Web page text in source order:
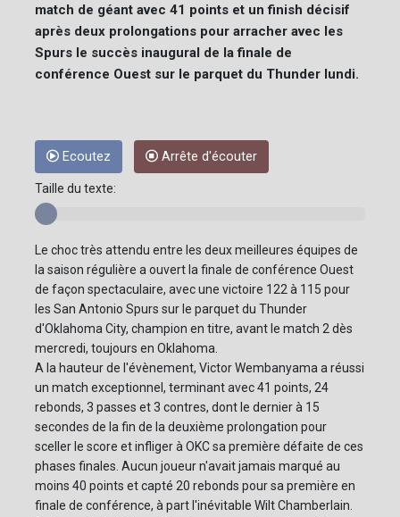
match de géant avec 41 points et un finish décisif
après deux prolongations pour arracher avec les
Spurs le succès inaugural de la finale de
conférence Ouest sur le parquet du Thunder lundi.
Ecoutez Arrête d'écouter
Taille du texte:
Le choc très attendu entre les deux meilleures équipes de
la saison régulière a ouvert la finale de conférence Ouest
de façon spectaculaire, avec une victoire 122 à 115 pour
les San Antonio Spurs sur le parquet du Thunder
d'Oklahoma City, champion en titre, avant le match 2 dès
mercredi, toujours en Oklahoma.
A la hauteur de l'évènement, Victor Wembanyama a réussi
un match exceptionnel, terminant avec 41 points, 24
rebonds, 3 passes et 3 contres, dont le dernier à 15
secondes de la fin de la deuxième prolongation pour
sceller le score et infliger à OKC sa première défaite de ces
phases finales. Aucun joueur n'avait jamais marqué au
moins 40 points et capté 20 rebonds pour sa première en
finale de conférence, à part l'inévitable Wilt Chamberlain.